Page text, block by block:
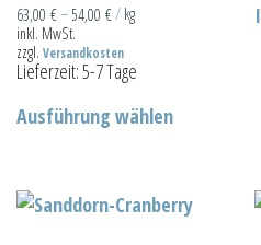
63,00 €– 54,00 €/ kg
inkl. MwSt.
zzgl. Versandkosten
Lieferzeit:5-7 Tage
Ausführung wählenProdukt
Varianten